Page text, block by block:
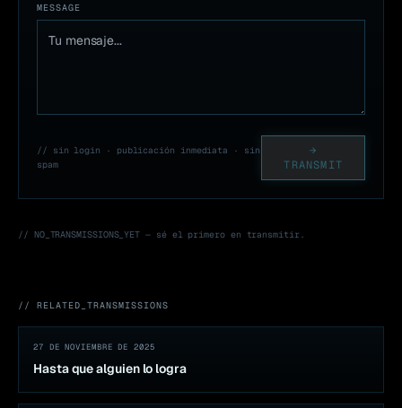
MESSAGE
// sin login · publicación inmediata · sin
spam
→
TRANSMIT
// NO_TRANSMISSIONS_YET — sé el primero en transmitir.
// RELATED_TRANSMISSIONS
27 DE NOVIEMBRE DE 2025
Hasta que alguien lo logra